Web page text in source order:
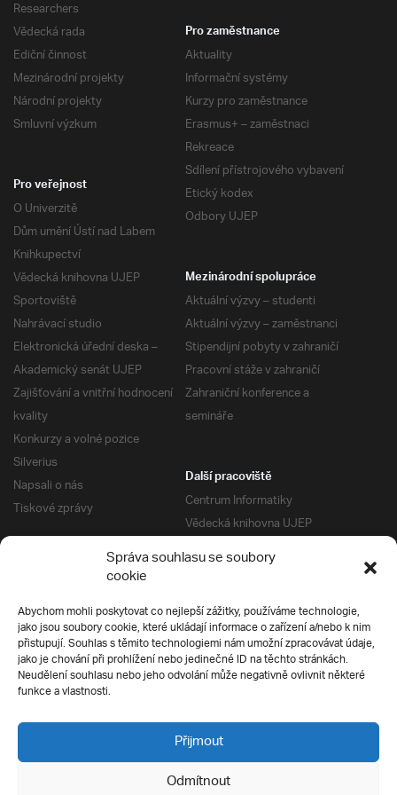
Správa souhlasu se soubory
cookie
Abychom mohli poskytovat co nejlepší zážitky, používáme technologie,
jako jsou soubory cookie, které ukládají informace o zařízení a/nebo k nim
přistupují. Souhlas s těmito technologiemi nám umožní zpracovávat údaje,
jako je chování při prohlížení nebo jedinečné ID na těchto stránkách.
Neudělení souhlasu nebo jeho odvolání může negativně ovlivnit některé
funkce a vlastnosti.
Přijmout
Odmítnout
Researchers
Vědecká rada
Ediční činnost
Mezinárodní projekty
Národní projekty
Smluvní výzkum
Pro zaměstnance
Aktuality
Informační systémy
Kurzy pro zaměstnance
Erasmus+ – zaměstnaci
Rekreace
Sdílení přístrojového vybavení
Etický kodex
Odbory UJEP
Pro veřejnost
O Univerzitě
Dům umění Ústí nad Labem
Knihkupectví
Vědecká knihovna UJEP
Sportoviště
Nahrávací studio
Elektronická úřední deska –
Akademický senát UJEP
Zajišťování a vnitřní hodnocení
kvality
Konkurzy a volné pozice
Silverius
Napsali o nás
Tiskové zprávy
Mezinárodní spolupráce
Aktuální výzvy – studenti
Aktuální výzvy – zaměstnanci
Stipendijní pobyty v zahraničí
Pracovní stáže v zahraničí
Zahraniční konference a
semináře
Další pracoviště
Centrum Informatiky
Vědecká knihovna UJEP
Správa kolejí a menz
Univerzitní centrum podpory
Silverius
Pro uchazeče
Přijímací řízení
E-prihlaska
Přípravné kurzy
Ochrana soukromí